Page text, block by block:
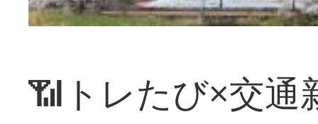
📶トレたび×交通